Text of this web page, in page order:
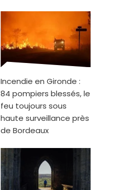
Incendie en Gironde :
84 pompiers blessés, le
feu toujours sous
haute surveillance près
de Bordeaux